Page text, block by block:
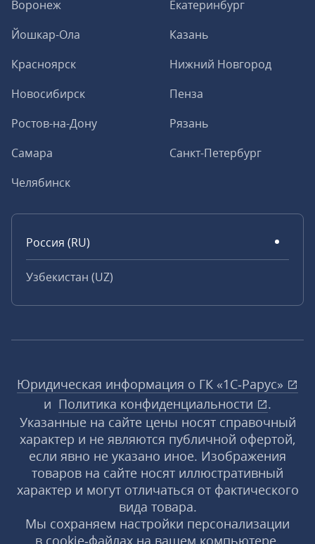
Воронеж
Екатеринбург
Йошкар-Ола
Казань
Красноярск
Нижний Новгород
Новосибирск
Пенза
Ростов-на-Дону
Рязань
Самара
Санкт-Петербург
Челябинск
Россия (RU)
Узбекистан (UZ)
Юридическая информация о ГК «1С‑Рарус»
и Политика конфиденциальности
.
Указанные на сайте цены носят справочный
характер и не являются публичной офертой,
если явно не указано иное. Изображения
товаров на сайте носят иллюстративный
характер и могут отличаться от фактического
вида товара.
Мы сохраняем настройки персонализации
в cookie‑файлах на вашем компьютере.